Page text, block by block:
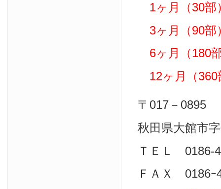
1ヶ月（30
3ヶ月（90
6ヶ月（180
12ヶ月（
〒017－0895
秋田県大館市
ＴＥＬ 0186-
ＦＡＸ 0186ｰ